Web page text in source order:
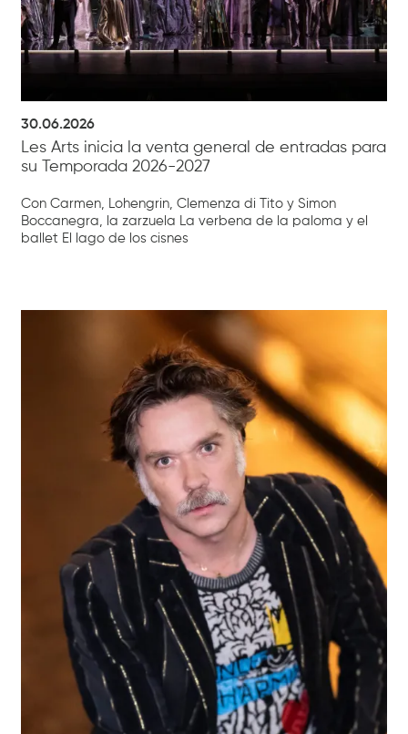
30.06.2026
Les Arts inicia la venta general de entradas para
su Temporada 2026-2027
Con Carmen, Lohengrin, Clemenza di Tito y Simon
Boccanegra, la zarzuela La verbena de la paloma y el
ballet El lago de los cisnes